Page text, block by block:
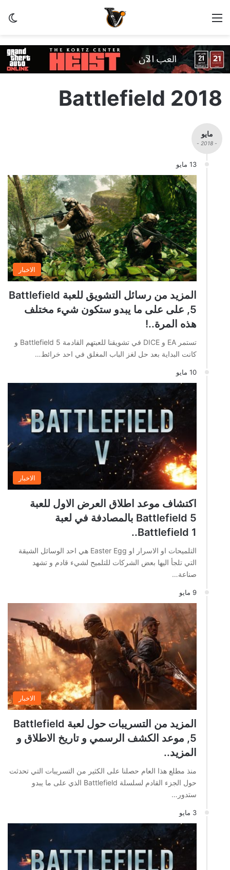
القائمة
Battlefield 2018
مايو
- 2018 -
13 مايو
الاخبار
المزيد من رسائل التشويق للعبة Battlefield
5, على على ما يبدو ستكون شيء مختلف
هذه المرة..!
تستمر EA و DICE في تشويقنا للعبتهم القادمة Battlefield 5 و
كانت البداية بعد حل لغز الباب المغلق في احد خرائط…
10 مايو
الاخبار
اكتشاف موعد اطلاق العرض الاول للعبة
Battlefield 5 بالمصادفة في لعبة
Battlefield 1..
التلميحات او الاسرار او Easter Egg هي احد الوسائل الشيقة
التي تلجأ اليها بعض الشركات للتلميح لشيء قادم و تشهد
صناعة…
9 مايو
الاخبار
المزيد من التسريبات حول لعبة Battlefield
5, موعد الكشف الرسمي و تاريخ الاطلاق و
المزيد..
منذ مطلع هذا العام حصلنا على الكثير من التسريبات التي تحدثت
حول الجزء القادم لسلسلة Battlefield الذي على ما يبدو
ستدور…
3 مايو